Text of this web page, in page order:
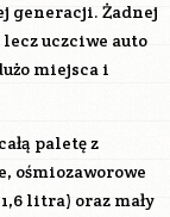
generacji. Żadnej
uczciwe auto
miejsca i
paletę z
ośmiozaworowe
litra) oraz mały